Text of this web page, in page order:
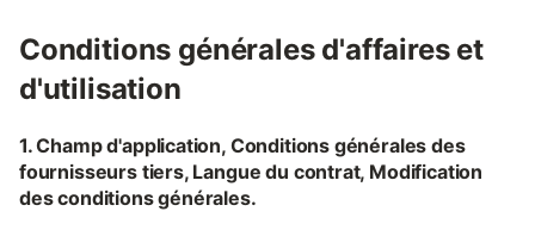
Conditions générales d'affaires et
d'utilisation
1. Champ d'application, Conditions générales des
fournisseurs tiers, Langue du contrat, Modification
des conditions générales.